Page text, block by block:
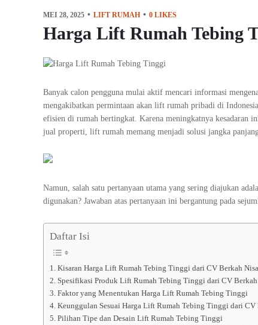
MEI 28, 2025 LIFT RUMAH 0 LIKES
Harga Lift Rumah Tebing
Banyak calon pengguna mulai aktif mencari informasi
mengakibatkan permintaan akan lift rumah pribadi di
efisien di rumah bertingkat. Karena meningkatnya kesadaran
jual properti, lift rumah memang menjadi solusi jangka
Namun, salah satu pertanyaan utama yang sering diajukan
digunakan? Jawaban atas pertanyaan ini bergantung pada
Daftar Isi
Kisaran Harga Lift Rumah Tebing Tinggi dari CV Berkah
Spesifikasi Produk Lift Rumah Tebing Tinggi dari CV
Faktor yang Menentukan Harga Lift Rumah Tebing Tinggi
Keunggulan Sesuai Harga Lift Rumah Tebing Tinggi dari CV
Pilihan Tipe dan Desain Lift Rumah Tebing Tinggi